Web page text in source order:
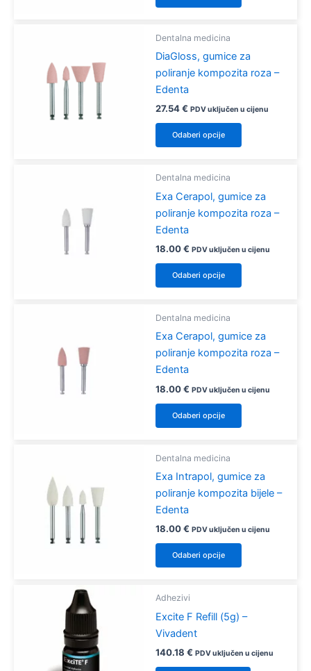
proizvod
varijanti.
Opcije
mogu
Dentalna medicina
DiaGloss, gumice za
poliranje kompozita roza –
Edenta
27.54€ PDV uključen u cijenu
Odaberi opcije
Ovaj
proizvod
varijanti.
Opcije
mogu
Dentalna medicina
Exa Cerapol, gumice za
poliranje kompozita roza –
Edenta
18.00€ PDV uključen u cijenu
Odaberi opcije
Ovaj
proizvod
varijanti.
Opcije
Dentalna medicina
Exa Cerapol, gumice za
poliranje kompozita roza –
Edenta
18.00€ PDV uključen u cijenu
Odaberi opcije
Ovaj
proizvod
varijanti.
Opcije
mogu
Dentalna medicina
Exa Intrapol, gumice za
poliranje kompozita bijele –
Edenta
18.00€ PDV uključen u cijenu
Odaberi opcije
Ovaj
proizvod
varijanti.
mogu
Adhezivi
Excite F Refill (5g) –
Vivadent
140.18 € PDV uključen u cijenu